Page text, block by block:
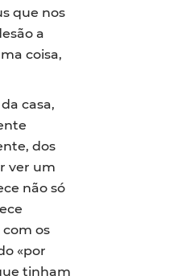
que nos
a
coisa,
casa,
dos
ver um
não só
os
«por
tinham